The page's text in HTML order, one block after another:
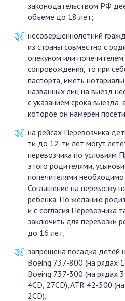
законодательством РФ
объеме до 18 лет;
несовершеннолетний
из страны совместно с
опекуном или
сопровождения, то при
паспорта, иметь
названных лиц на выезд
с указанием срока выезда,
которое он намерен
на рейсах Перевозчика
ти до 12-ти лет могут
перевозчика по условиям
этого родителями,
попечителями
Соглашение на перевозку
ребенка. По желанию
и с согласия Перевозчика
заключить для перевозки
до 16 лет;
запрещена посадка детей
Boeing 737-800 (на рядах
Boeing 737-300 (на рядах
4CD, 27CD), ATR 42-500
2CD).